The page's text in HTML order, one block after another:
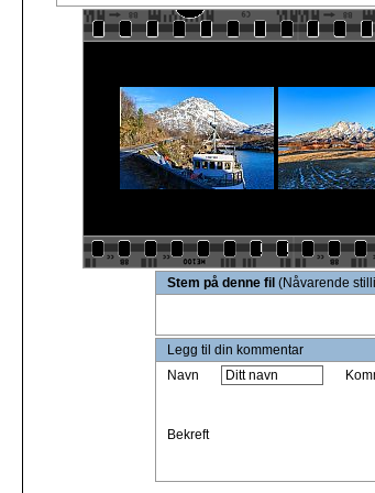
Stem på denne fil (Nåvarende
Legg til din kommentar
Navn
Bekreft